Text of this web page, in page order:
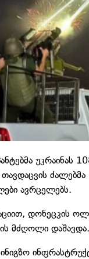
უკრაინას
ავრცელებს.
დონეცკის
მძღოლი დაშავდა.